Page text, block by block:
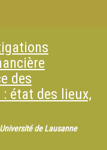
des
état des lieux,
de Lausanne